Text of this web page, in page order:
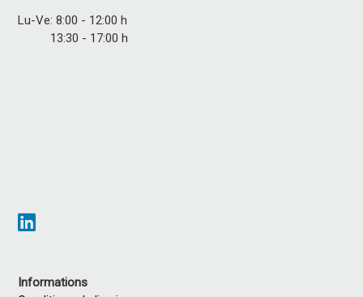
Lu-Ve: 8:00 - 12:00 h
13:30 - 17:00 h
Informations